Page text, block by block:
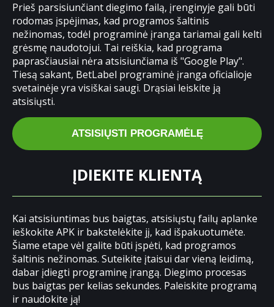
Prieš parsisiunčiant diegimo failą, įrenginyje gali būti
rodomas įspėjimas, kad programos šaltinis
nežinomas, todėl programinė įranga tariamai gali kelti
grėsmę naudotojui. Tai reiškia, kad programa
paprasčiausiai nėra atsisiunčiama iš "Google Play".
Tiesą sakant, BetLabel programinė įranga oficialioje
svetainėje yra visiškai saugi. Drąsiai leiskite ją
atsisiųsti.
ATSISIŲSTI PROGRAMĖLĘ
ĮDIEKITE KLIENTĄ
Kai atsisiuntimas bus baigtas, atsisiųstų failų aplanke
ieškokite APK ir bakstelėkite jį, kad išpakuotumėte.
Šiame etape vėl galite būti įspėti, kad programos
šaltinis nežinomas. Suteikite įtaisui dar vieną leidimą,
dabar įdiegti programinę įrangą. Diegimo procesas
bus baigtas per kelias sekundes. Paleiskite programą
ir naudokite ją!